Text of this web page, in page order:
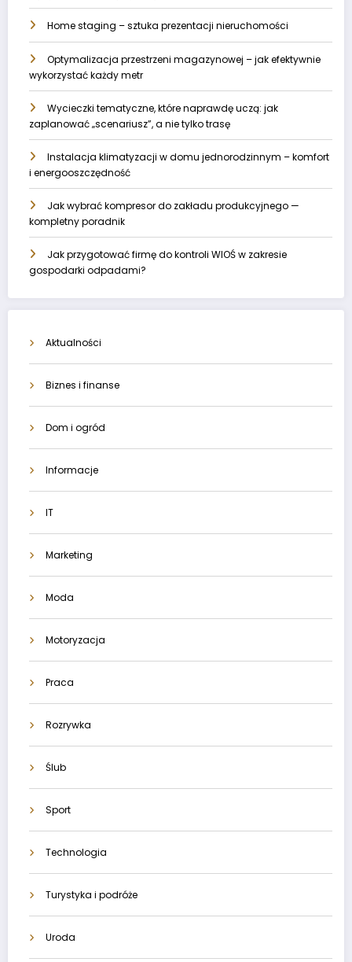
Home staging – sztuka prezentacji nieruchomości
Optymalizacja przestrzeni magazynowej – jak efektywnie
wykorzystać każdy metr
Wycieczki tematyczne, które naprawdę uczą: jak
zaplanować „scenariusz”, a nie tylko trasę
Instalacja klimatyzacji w domu jednorodzinnym – komfort
i energooszczędność
Jak wybrać kompresor do zakładu produkcyjnego —
kompletny poradnik
Jak przygotować firmę do kontroli WIOŚ w zakresie
gospodarki odpadami?
Aktualności
Biznes i finanse
Dom i ogród
Informacje
IT
Marketing
Moda
Motoryzacja
Praca
Rozrywka
Ślub
Sport
Technologia
Turystyka i podróże
Uroda